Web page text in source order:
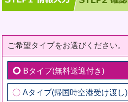
ご希望タイプをお選びください。
Bタイプ(無料送迎付き)
Aタイプ(帰国時空港受け渡し)